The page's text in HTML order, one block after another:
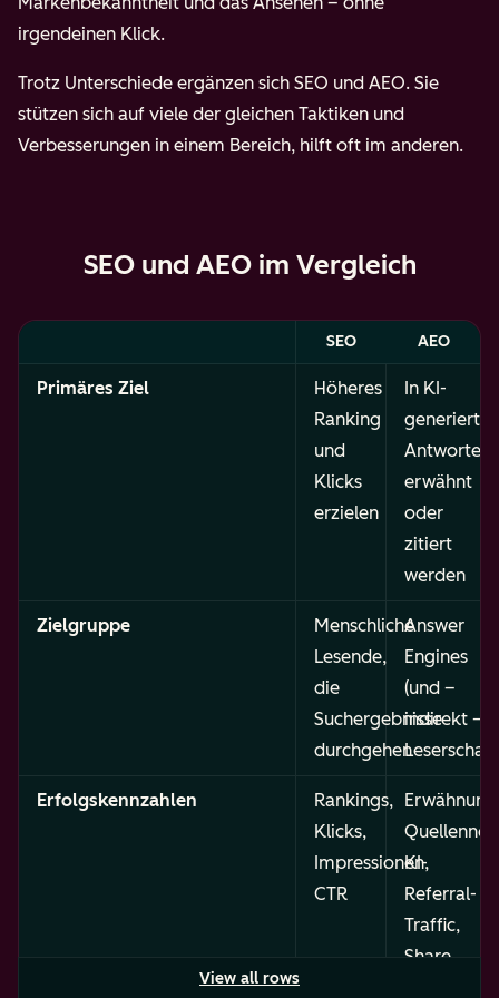
irgendeinen Klick.
Trotz Unterschiede ergänzen sich SEO und AEO. Sie
stützen sich auf viele der gleichen Taktiken und
Verbesserungen in einem Bereich, hilft oft im anderen.
SEO und AEO im Vergleich
SEO AEO
Primäres Ziel
Höheres
Ranking
und
Klicks
erzielen
In KI-
generierten
Antworten
erwähnt
oder
zitiert
werden
Zielgruppe
Menschliche
Lesende,
die
Suchergebnisse
durchgehen
Answer
Engines
(und –
indirekt –
Erfolgskennzahlen
Rankings,
Klicks,
Impressionen,
CTR
KI-
Referral-
Traffic,
Share
View all rows